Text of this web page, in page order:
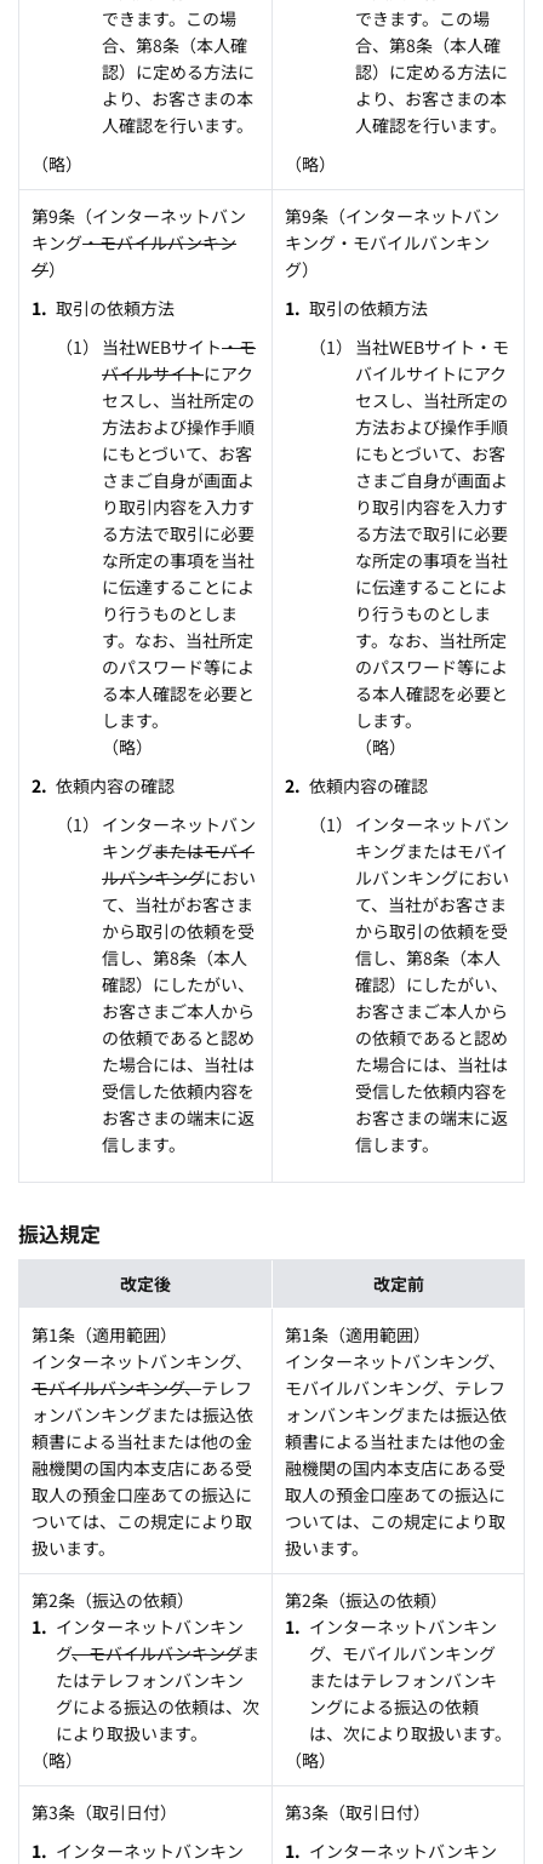
できます。この場
合、第8条（本人確
認）に定める方法に
より、お客さまの本
人確認を行います。
（略）
できます。この場
合、第8条（本人確
認）に定める方法に
より、お客さまの本
人確認を行います。
（略）
第9条（インターネットバン
キング・モバイルバンキン
グ）
取引の依頼方法
当社WEBサイト・モ
バイルサイトにアク
セスし、当社所定の
方法および操作手順
にもとづいて、お客
さまご自身が画面よ
り取引内容を入力す
る方法で取引に必要
な所定の事項を当社
に伝達することによ
り行うものとしま
す。なお、当社所定
のパスワード等によ
る本人確認を必要と
します。
（略）
依頼内容の確認
インターネットバン
キングまたはモバイ
ルバンキングにおい
て、当社がお客さま
から取引の依頼を受
信し、第8条（本人
確認）にしたがい、
お客さまご本人から
の依頼であると認め
た場合には、当社は
受信した依頼内容を
お客さまの端末に返
信します。
第9条（インターネットバン
キング・モバイルバンキン
グ）
取引の依頼方法
当社WEBサイト・モ
バイルサイトにアク
セスし、当社所定の
方法および操作手順
にもとづいて、お客
さまご自身が画面よ
り取引内容を入力す
る方法で取引に必要
な所定の事項を当社
に伝達することによ
り行うものとしま
す。なお、当社所定
のパスワード等によ
る本人確認を必要と
します。
（略）
依頼内容の確認
インターネットバン
キングまたはモバイ
ルバンキングにおい
て、当社がお客さま
から取引の依頼を受
信し、第8条（本人
確認）にしたがい、
お客さまご本人から
の依頼であると認め
た場合には、当社は
受信した依頼内容を
お客さまの端末に返
信します。
振込規定
改定後 改定前
第1条（適用範囲）
インターネットバンキング、
モバイルバンキング、テレフ
ォンバンキングまたは振込依
頼書による当社または他の金
融機関の国内本支店にある受
取人の預金口座あての振込に
ついては、この規定により取
扱います。
第1条（適用範囲）
インターネットバンキング、
モバイルバンキング、テレフ
ォンバンキングまたは振込依
頼書による当社または他の金
融機関の国内本支店にある受
取人の預金口座あての振込に
ついては、この規定により取
扱います。
第2条（振込の依頼）
インターネットバンキン
グ、モバイルバンキングま
たはテレフォンバンキン
グによる振込の依頼は、次
により取扱います。
（略）
第2条（振込の依頼）
インターネットバンキン
グ、モバイルバンキング
またはテレフォンバンキ
ングによる振込の依頼
は、次により取扱います。
（略）
第3条（取引日付）
インターネットバンキン
第3条（取引日付）
インターネットバンキン